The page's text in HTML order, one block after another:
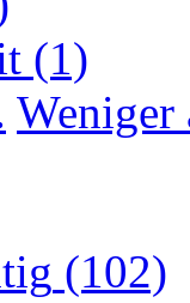
(1)
Weniger
(102)